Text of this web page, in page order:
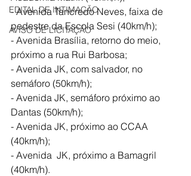
EDITAL DE INTIMAÇÃO
AVISO DE LICITAÇÃO
- Avenida Tancredo Neves, faixa de
pedestre da Escola Sesi (40km/h);
- Avenida Brasília, retorno do meio,
próximo a rua Rui Barbosa;
- Avenida JK, com salvador, no
semáforo (50km/h);
- Avenida JK, semáforo próximo ao
Dantas (50km/h);
- Avenida JK, próximo ao CCAA
(40km/h);
- Avenida  JK, próximo a Bamagril
(40km/h).